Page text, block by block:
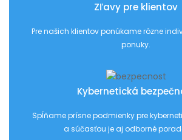
Zľavy pre klientov
Pre našich klientov ponúkame rôzne
ponuky.
Kybernetická
Spĺňame prísne podmienky pre
a súčasťou je aj odborné